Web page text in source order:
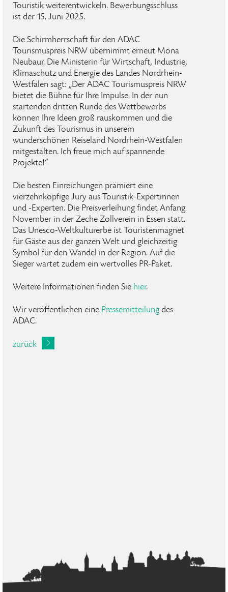
Touristik weiterentwickeln. Bewerbungsschluss
ist der 15. Juni 2025.
Die Schirmherrschaft für den ADAC
Tourismuspreis NRW übernimmt erneut Mona
Neubaur. Die Ministerin für Wirtschaft, Industrie,
Klimaschutz und Energie des Landes Nordrhein-
Westfalen sagt: „Der ADAC Tourismuspreis NRW
bietet die Bühne für Ihre Impulse. In der nun
startenden dritten Runde des Wettbewerbs
können Ihre Ideen groß rauskommen und die
Zukunft des Tourismus in unserem
wunderschönen Reiseland Nordrhein-Westfalen
mitgestalten. Ich freue mich auf spannende
Projekte!“
Die besten Einreichungen prämiert eine
vierzehnköpfige Jury aus Touristik-Expertinnen
und -Experten. Die Preisverleihung findet Anfang
November in der Zeche Zollverein in Essen statt.
Das Unesco-Weltkulturerbe ist Touristenmagnet
für Gäste aus der ganzen Welt und gleichzeitig
Symbol für den Wandel in der Region. Auf die
Sieger wartet zudem ein wertvolles PR-Paket.
Weitere Informationen finden Sie hier.
Wir veröffentlichen eine Pressemitteilungdes
ADAC.
zurück